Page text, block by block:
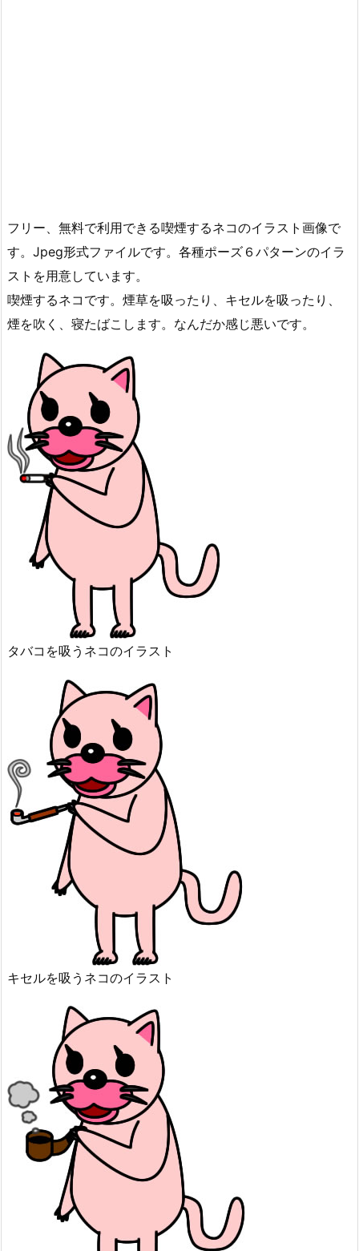
フリー、無料で利用できる喫煙するネコのイラスト画像で
す。Jpeg形式ファイルです。各種ポーズ６パターンのイラ
ストを用意しています。
喫煙するネコです。煙草を吸ったり、キセルを吸ったり、
煙を吹く、寝たばこします。なんだか感じ悪いです。
タバコを吸うネコのイラスト
キセルを吸うネコのイラスト